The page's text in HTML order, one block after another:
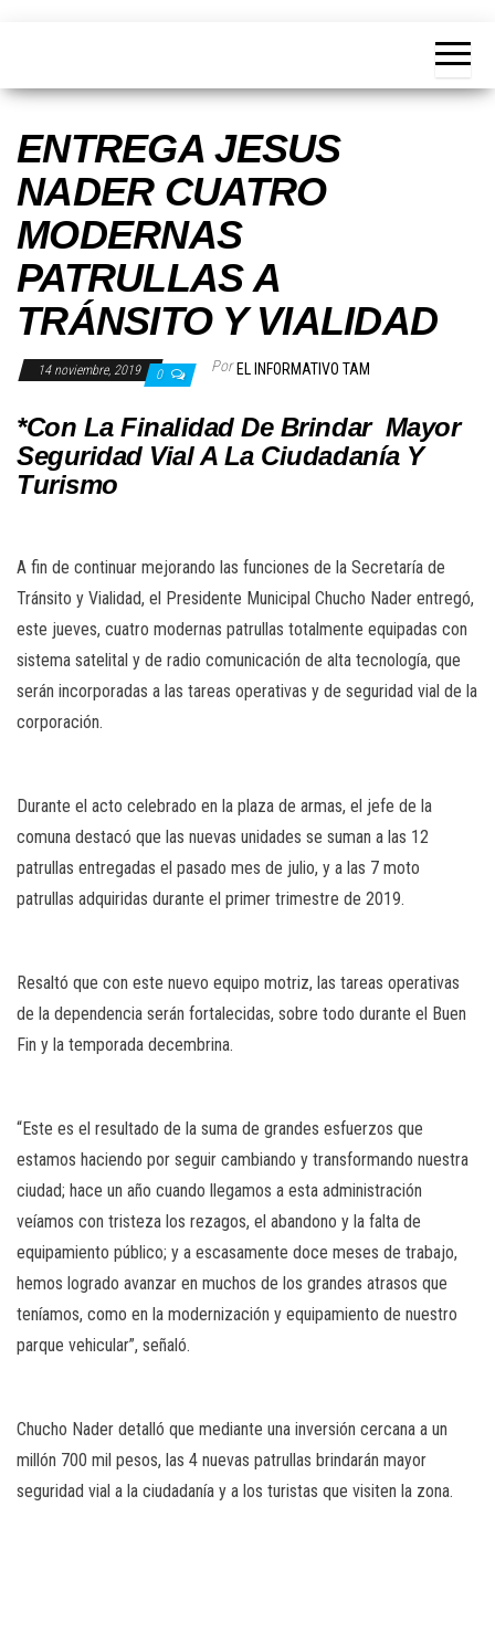
ENTREGA JESUS
NADER CUATRO
MODERNAS
PATRULLAS A
TRÁNSITO Y VIALIDAD
14 noviembre, 2019 0 Por EL INFORMATIVO TAM
*Con La Finalidad De Brindar Mayor
Seguridad Vial A La Ciudadanía Y
Turismo
A fin de continuar mejorando las funciones de la Secretaría de
Tránsito y Vialidad, el Presidente Municipal Chucho Nader entregó,
este jueves, cuatro modernas patrullas totalmente equipadas con
sistema satelital y de radio comunicación de alta tecnología, que
serán incorporadas a las tareas operativas y de seguridad vial de la
corporación.
Durante el acto celebrado en la plaza de armas, el jefe de la
comuna destacó que las nuevas unidades se suman a las 12
patrullas entregadas el pasado mes de julio, y a las 7 moto
patrullas adquiridas durante el primer trimestre de 2019.
Resaltó que con este nuevo equipo motriz, las tareas operativas
de la dependencia serán fortalecidas, sobre todo durante el Buen
Fin y la temporada decembrina.
“Este es el resultado de la suma de grandes esfuerzos que
estamos haciendo por seguir cambiando y transformando nuestra
ciudad; hace un año cuando llegamos a esta administración
veíamos con tristeza los rezagos, el abandono y la falta de
equipamiento público; y a escasamente doce meses de trabajo,
hemos logrado avanzar en muchos de los grandes atrasos que
teníamos, como en la modernización y equipamiento de nuestro
parque vehicular”, señaló.
Chucho Nader detalló que mediante una inversión cercana a un
millón 700 mil pesos, las 4 nuevas patrullas brindarán mayor
seguridad vial a la ciudadanía y a los turistas que visiten la zona.